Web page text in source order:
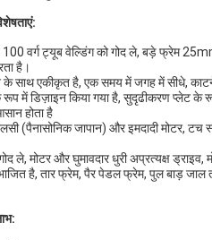
वर्ग ट्यूब वेल्डिंग को गोद ले, बड़े फ्रेम
है।
के साथ एकीकृत है, एक समय में जगह में सीधे,
में डिज़ाइन किया गया है, सुदृढीकरण प्लेट के
होता है
(पैनासोनिक जापान) और इमदादी मोटर,
ले, मोटर और घुमावदार धुरी अप्रत्यक्ष
है, तार फ्रेम, पैर पेडल फ्रेम, पुल बाड़